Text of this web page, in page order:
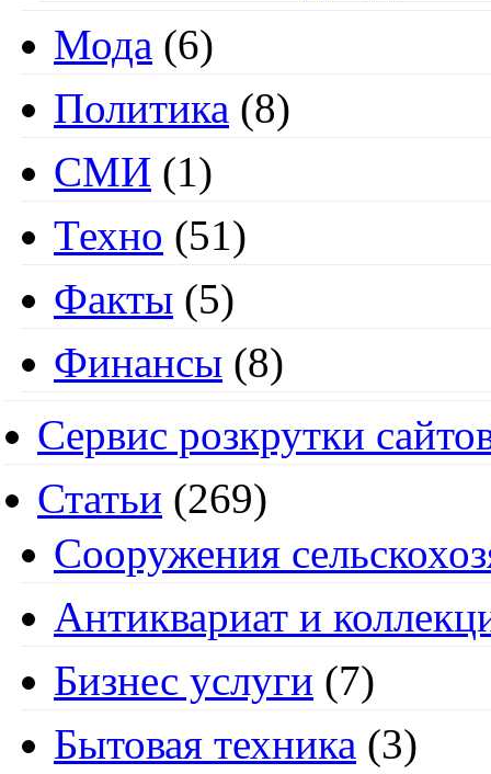
Мода (6)
Политика (8)
СМИ (1)
Техно (51)
Факты (5)
Финансы (8)
Сервис розкрутки
Статьи (269)
Cооружения
Антиквариат и
Бизнес услуги (7)
Бытовая техника (3)